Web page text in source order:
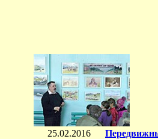
25.02.2016